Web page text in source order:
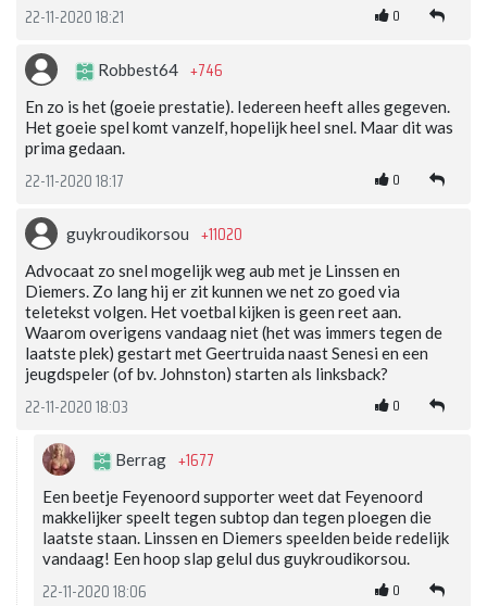
22-11-2020 18:21 0
Robbest64 +746
En zo is het (goeie prestatie). Iedereen heeft alles gegeven.
Het goeie spel komt vanzelf, hopelijk heel snel. Maar dit was
prima gedaan.
22-11-2020 18:17 0
guykroudikorsou +11020
Advocaat zo snel mogelijk weg aub met je Linssen en
Diemers. Zo lang hij er zit kunnen we net zo goed via
teletekst volgen. Het voetbal kijken is geen reet aan.
Waarom overigens vandaag niet (het was immers tegen de
laatste plek) gestart met Geertruida naast Senesi en een
jeugdspeler (of bv. Johnston) starten als linksback?
22-11-2020 18:03 0
Berrag +1677
Een beetje Feyenoord supporter weet dat Feyenoord
makkelijker speelt tegen subtop dan tegen ploegen die
laatste staan. Linssen en Diemers speelden beide redelijk
vandaag! Een hoop slap gelul dus guykroudikorsou.
22-11-2020 18:06 0